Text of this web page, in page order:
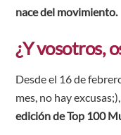
nace del movimiento.
¿Y vosotros,
Desde el 16 de
mes, no hay
edición de Top 100